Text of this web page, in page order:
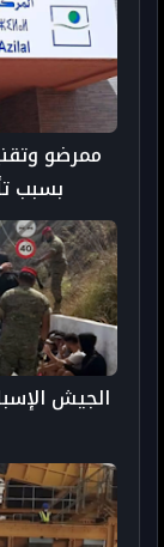
ممرضو
بسبب
الجيش